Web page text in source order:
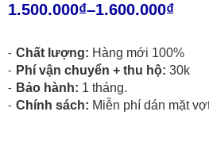
1.500.000₫–1.600.000₫
Chất lượng: Hàng mới 100%
Phí vận chuyển + thu hộ: 30k
Bảo hành: 1 tháng.
Chính sách: Miễn phí dán mặt